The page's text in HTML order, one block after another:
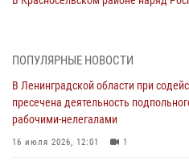
06 августа 2026, 13:39 1
В Центральном районе
хулигана, стрелявшего из
домами
06 августа 2026, 11:36
ПОПУЛЯРНЫЕ НОВОСТИ
В Ленинградской области при
пресечена деятельность
рабочими-нелегалами
16 июля 2026, 12:01 1